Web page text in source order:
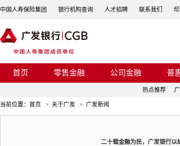
中国人寿保险集团 银行机构查询 人才招聘 联系我们
首页 零售金融 公司金融 普
热点推荐
当前位置： 首页 > 关于广发 > 广发新闻
二十载金融为民，广发银行以